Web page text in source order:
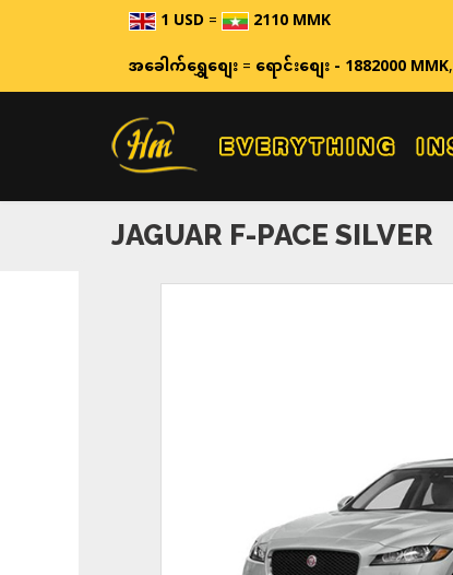
1 USD= 2110 MMK
အခေါက်ရွှေစျေး=ရောင်းစျေး - 1882000 MMK,
JAGUAR F-PACE SILVER